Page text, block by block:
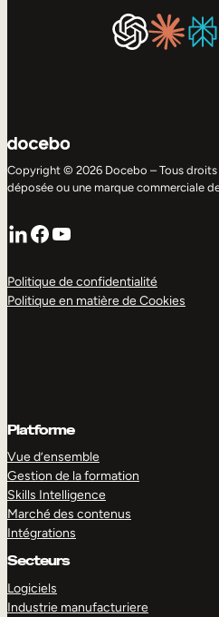
Copyright © 2026 Docebo – Tous
déposée ou une marque commerciale
LinkedIn
Facebook
YouTube
Politique de confidentialité
Politique en matière de Cookies
Platforme
Vue d’ensemble
Gestion de la formation
Skills Intelligence
Marché des contenus
Intégrations
Secteurs
Logiciels
Industrie manufacturiere